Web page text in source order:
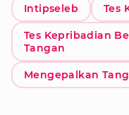
Intipseleb Tes
Tes Kepribadian
Tangan
Mengepalkan